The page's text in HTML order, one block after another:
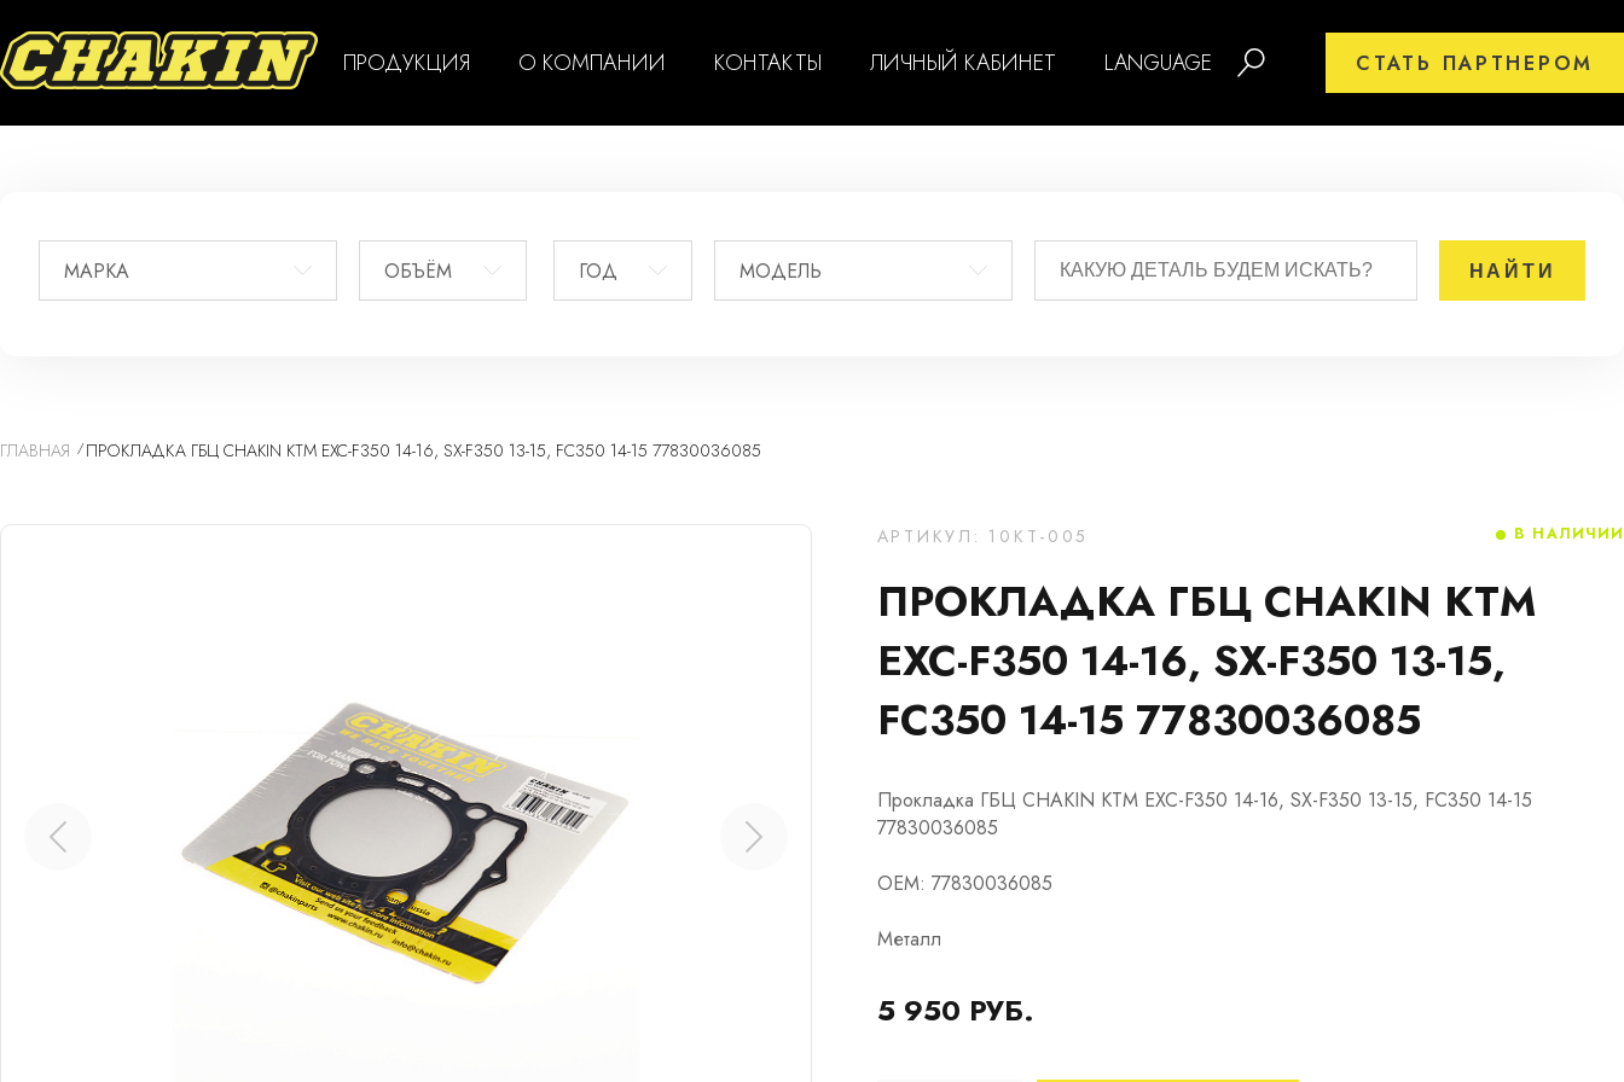
ПРОДУКЦИЯ О КОМПАНИИ КОНТАКТЫ ЛИЧНЫЙ КАБИНЕТ LANGUAGE СТАТЬ ПАРТНЕРОМ
МАРКА ОБЪЁМ ГОД МОДЕЛЬ
ГЛАВНАЯ ПРОКЛАДКА ГБЦ CHAKIN KTM EXC-F350 14-16, SX-F350 13-15, FC350 14-15 77830036085
АРТИКУЛ: 10KT-005
ПРОКЛАДКА ГБЦ CHAKIN KTM
EXC-F350 14-16, SX-F350 13-15,
FC350 14-15 77830036085
Прокладка ГБЦ CHAKIN KTM EXC-F350 14-16, SX-F350 13-15, FC350 14-15
77830036085
OEM: 77830036085
Металл
5 950 РУБ.
В НАЛИЧИИ